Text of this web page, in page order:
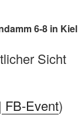
6-8 in Kiel
Sicht
| FB-Event)